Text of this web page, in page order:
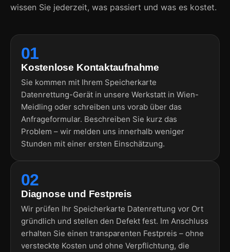
wissen Sie jederzeit, was passiert und was es kostet.
01
Kostenlose Kontaktaufnahme
Sie kommen mit Ihrem Speicherkarte
Datenrettung-Gerät in unsere Werkstatt in Wien-
Meidling oder schreiben uns vorab über das
Anfrageformular. Beschreiben Sie kurz das
Problem – wir melden uns innerhalb weniger
Stunden mit einer ersten Einschätzung.
02
Diagnose und Festpreis
Wir prüfen Ihr Speicherkarte Datenrettung vor Ort
gründlich und stellen den Defekt fest. Im Anschluss
erhalten Sie einen transparenten Festpreis – ohne
versteckte Kosten und ohne Verpflichtung, die